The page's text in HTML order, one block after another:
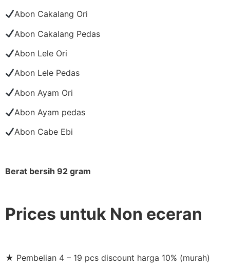
Abon Cakalang Ori
Abon Cakalang Pedas
Abon Lele Ori
Abon Lele Pedas
Abon Ayam Ori
Abon Ayam pedas
Abon Cabe Ebi
Berat bersih 92 gram
Prices untuk Non eceran
★ Pembelian 4 – 19 pcs discount harga 10% (murah)